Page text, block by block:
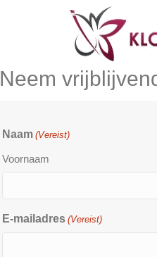
Neem
Naam (Vereist)
Voornaam
E-mailadres (Vereist)